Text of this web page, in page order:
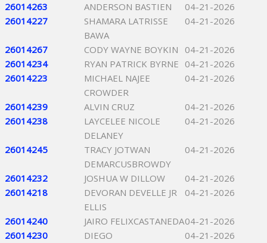
26014263 ANDERSON BASTIEN
04-21-2026
26014227
SHAMARA LATRISSE
BAWA
04-21-2026
26014267 CODY WAYNE BOYKIN
04-21-2026
26014234
RYAN PATRICK BYRNE 04-21-2026
26014223
MICHAEL NAJEE
CROWDER
04-21-2026
26014239 ALVIN CRUZ
04-21-2026
26014238
LAYCELEE NICOLE
DELANEY
04-21-2026
26014245
TRACY JOTWAN
DEMARCUSBROWDY
04-21-2026
26014232 JOSHUA W DILLOW
04-21-2026
26014218
DEVORAN DEVELLE JR
ELLIS
04-21-2026
26014240 JAIRO FELIXCASTANEDA04-21-2026
26014230
DIEGO
04-21-2026